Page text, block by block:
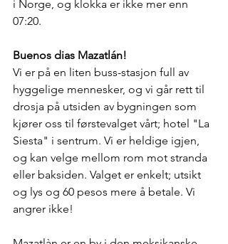
i Norge, og klokka er ikke mer enn
07:20.
Buenos dias Mazatlán!
Vi er på en liten buss-stasjon full av
hyggelige mennesker, og vi går rett til
drosja på utsiden av bygningen som
kjører oss til førstevalget vårt; hotel "La
Siesta" i sentrum. Vi er heldige igjen,
og kan velge mellom rom mot stranda
eller baksiden. Valget er enkelt; utsikt
og lys og 60 pesos mere å betale. Vi
angrer ikke!